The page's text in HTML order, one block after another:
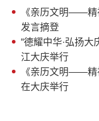
《亲历文明——精
发言摘登
“德耀中华·弘扬
江大庆举行
《亲历文明——精
在大庆举行